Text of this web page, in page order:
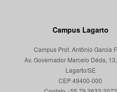
Campus Lagarto
Campus Prof. Antônio Garcia
Av. Governador Marcelo Déda,
Lagarto/SE
CEP 49400-000